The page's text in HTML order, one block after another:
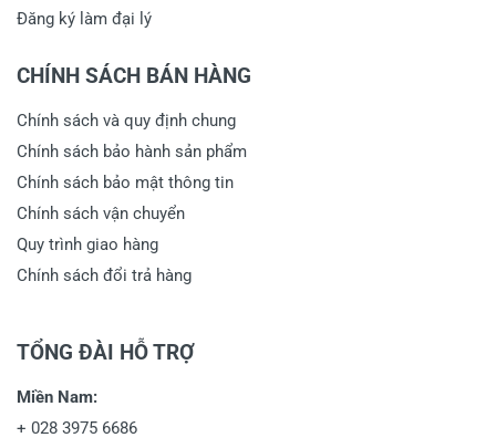
Đăng ký làm đại lý
CHÍNH SÁCH BÁN HÀNG
Chính sách và quy định chung
Chính sách bảo hành sản phẩm
Chính sách bảo mật thông tin
Chính sách vận chuyển
Quy trình giao hàng
Chính sách đổi trả hàng
TỔNG ĐÀI HỖ TRỢ
Miền Nam:
+ 028 3975 6686